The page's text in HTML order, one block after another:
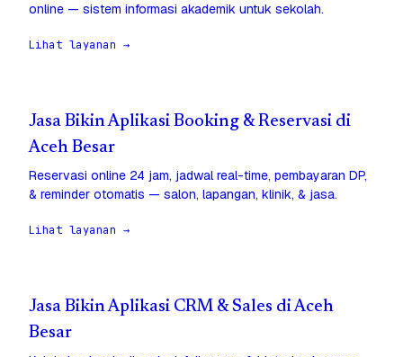
online — sistem informasi akademik untuk sekolah.
Lihat layanan →
Jasa Bikin Aplikasi Booking & Reservasi di
Aceh Besar
Reservasi online 24 jam, jadwal real-time, pembayaran DP,
& reminder otomatis — salon, lapangan, klinik, & jasa.
Lihat layanan →
Jasa Bikin Aplikasi CRM & Sales di Aceh
Besar